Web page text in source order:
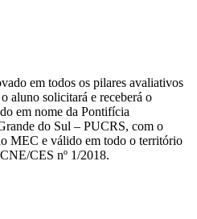
em todos os pilares avaliativos
aluno solicitará e receberá o
em nome da Pontifícia
do Sul – PUCRS, com o
MEC e válido em todo o território
CES nº 1/2018.